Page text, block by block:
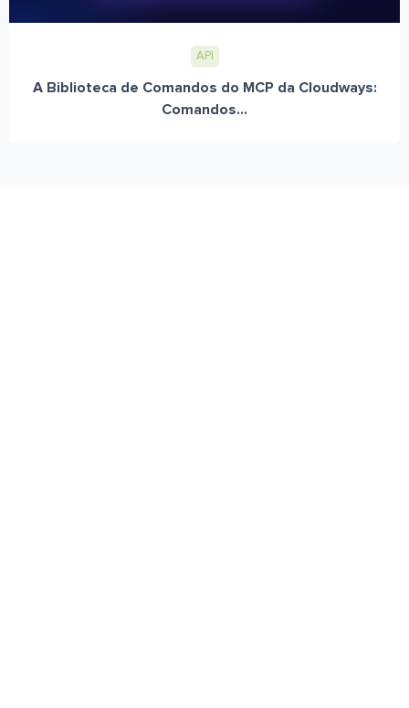
API
A Biblioteca de Comandos do MCP da Cloudways:
Comandos...